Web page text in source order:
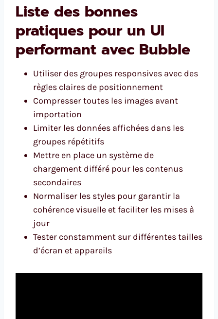
Liste des bonnes
pratiques pour un UI
performant avec Bubble
Utiliser des groupes responsives avec des
règles claires de positionnement
Compresser toutes les images avant
importation
Limiter les données affichées dans les
groupes répétitifs
Mettre en place un système de
chargement différé pour les contenus
secondaires
Normaliser les styles pour garantir la
cohérence visuelle et faciliter les mises à
jour
Tester constamment sur différentes tailles
d’écran et appareils